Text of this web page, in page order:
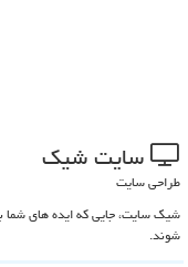
سایت شیك
طراحی سایت
شیک سایت، جایی که ایده های
شوند.